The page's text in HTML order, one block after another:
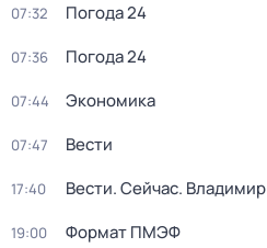
07:32 Погода 24
07:36 Погода 24
07:44 Экономика
07:47 Вести
17:40 Вести. Сейчас. Владимир
19:00 Формат ПМЭФ